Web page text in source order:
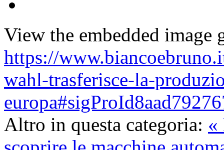
View the embedded image
https://
wahl-trasferisce-la-
Altro in questa categoria: «